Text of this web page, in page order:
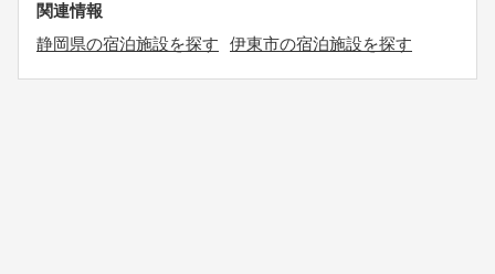
関連情報
静岡県の宿泊施設を探す
伊東市の宿泊施設を探す